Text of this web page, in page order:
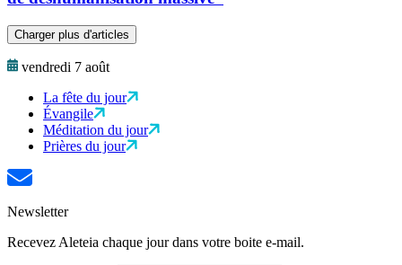
Charger plus d'articles
vendredi 7 août
La fête du jour
Évangile
Méditation du jour
Prières du jour
Newsletter
Recevez Aleteia chaque jour dans votre boite e-mail.